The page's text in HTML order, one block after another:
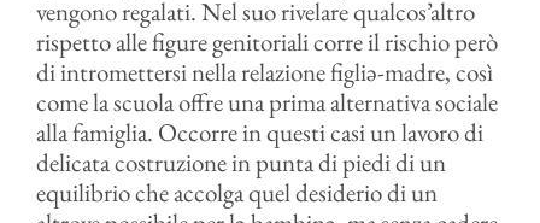
vengono regalati. Nel suo rivelare qualcos’altro
rispetto alle figure genitoriali corre il rischio però
di intromettersi nella relazione figliə-madre, così
come la scuola offre una prima alternativa sociale
alla famiglia. Occorre in questi casi un lavoro di
delicata costruzione in punta di piedi di un
equilibrio che accolga quel desiderio di un